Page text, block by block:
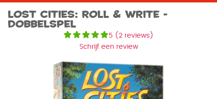
Lost Cities: Roll & Write -
Dobbelspel
5 ( 2 reviews)
Schrijf een review